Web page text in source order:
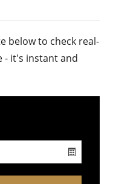
below to check real-
- it's instant and